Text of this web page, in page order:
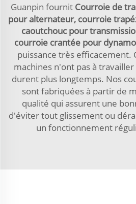
Guanpin fournit Courroie de
pour alternateur, courroie
caoutchouc pour
courroie crantée pour dynamo
puissance très efficacement.
machines n'ont pas à
durent plus longtemps. Nos
sont fabriquées à partir de
qualité qui assurent une
d'éviter tout glissement ou
un fonctionnement